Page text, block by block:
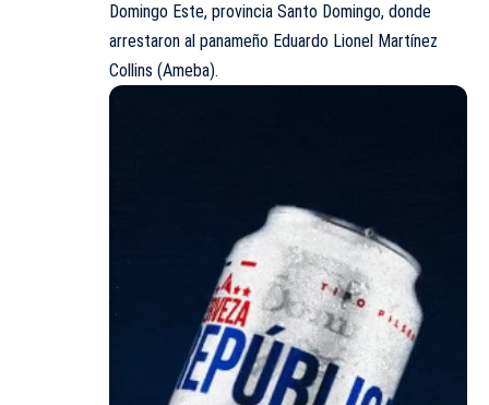
Domingo Este, provincia Santo Domingo, donde
arrestaron al panameño Eduardo Lionel Martínez
Collins (Ameba).